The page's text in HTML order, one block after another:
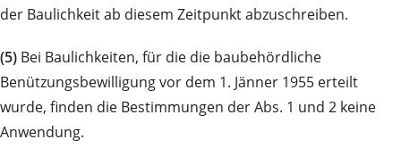
der Baulichkeit ab diesem Zeitpunkt abzuschreiben.
(5) Bei Baulichkeiten, für die die baubehördliche
Benützungsbewilligung vor dem 1. Jänner 1955 erteilt
wurde, finden die Bestimmungen der Abs. 1 und 2 keine
Anwendung.